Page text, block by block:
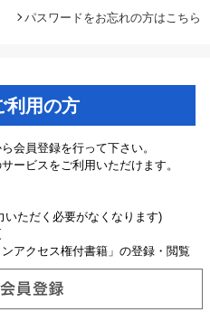
パスワードをお忘れの方はこちら
利用の方
会員登録を行って下さい。
ービスをご利用いただけます。
ただく必要がなくなります)
アクセス権付書籍」の登録・閲覧